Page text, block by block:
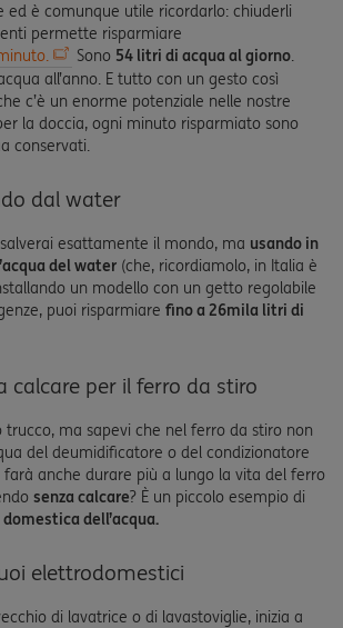
ed è comunque utile ricordarlo: chiuderli
permette risparmiare
Sono 54 litri di acqua al giorno.
all’anno. E tutto con un gesto così
c’è un enorme potenziale nelle nostre
la doccia, ogni minuto risparmiato sono
conservati.
dal water
esattamente il mondo, ma usando in
del water (che, ricordiamolo, in Italia è
un modello con un getto regolabile
puoi risparmiare fino a 26mila litri di
calcare per il ferro da stiro
trucco, ma sapevi che nel ferro da stiro non
del deumidificatore o del condizionatore
farà anche durare più a lungo la vita del ferro
senza calcare? È un piccolo esempio di
dell’acqua.
elettrodomestici
di lavatrice o di lavastoviglie, inizia a